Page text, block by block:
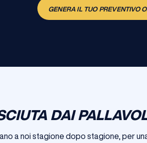
GENERA IL TUO PREVENTIVO
DAI
a noi stagione dopo stagione, per